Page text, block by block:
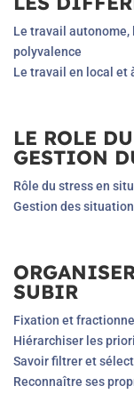
Le travail
polyvalence
Le travail en local et
LE ROLE
GESTION
Rôle du stress en
Gestion des
SUBIR
Fixation et
Hiérarchiser les
Savoir filtrer et
Reconnaître ses